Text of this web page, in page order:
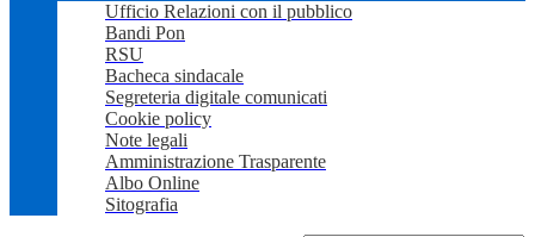
Ufficio Relazioni con il pubblico
Bandi Pon
RSU
Bacheca sindacale
Segreteria digitale comunicati
Cookie policy
Note legali
Amministrazione Trasparente
Albo Online
Sitografia